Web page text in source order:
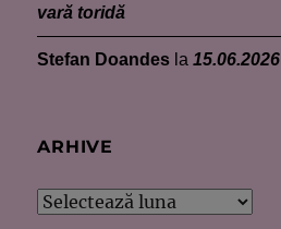
vară toridă
Stefan Doandes la15.06.2026
ARHIVE
Arhive